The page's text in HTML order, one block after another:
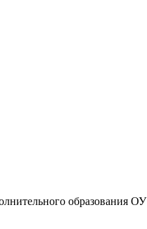
образования ОУ